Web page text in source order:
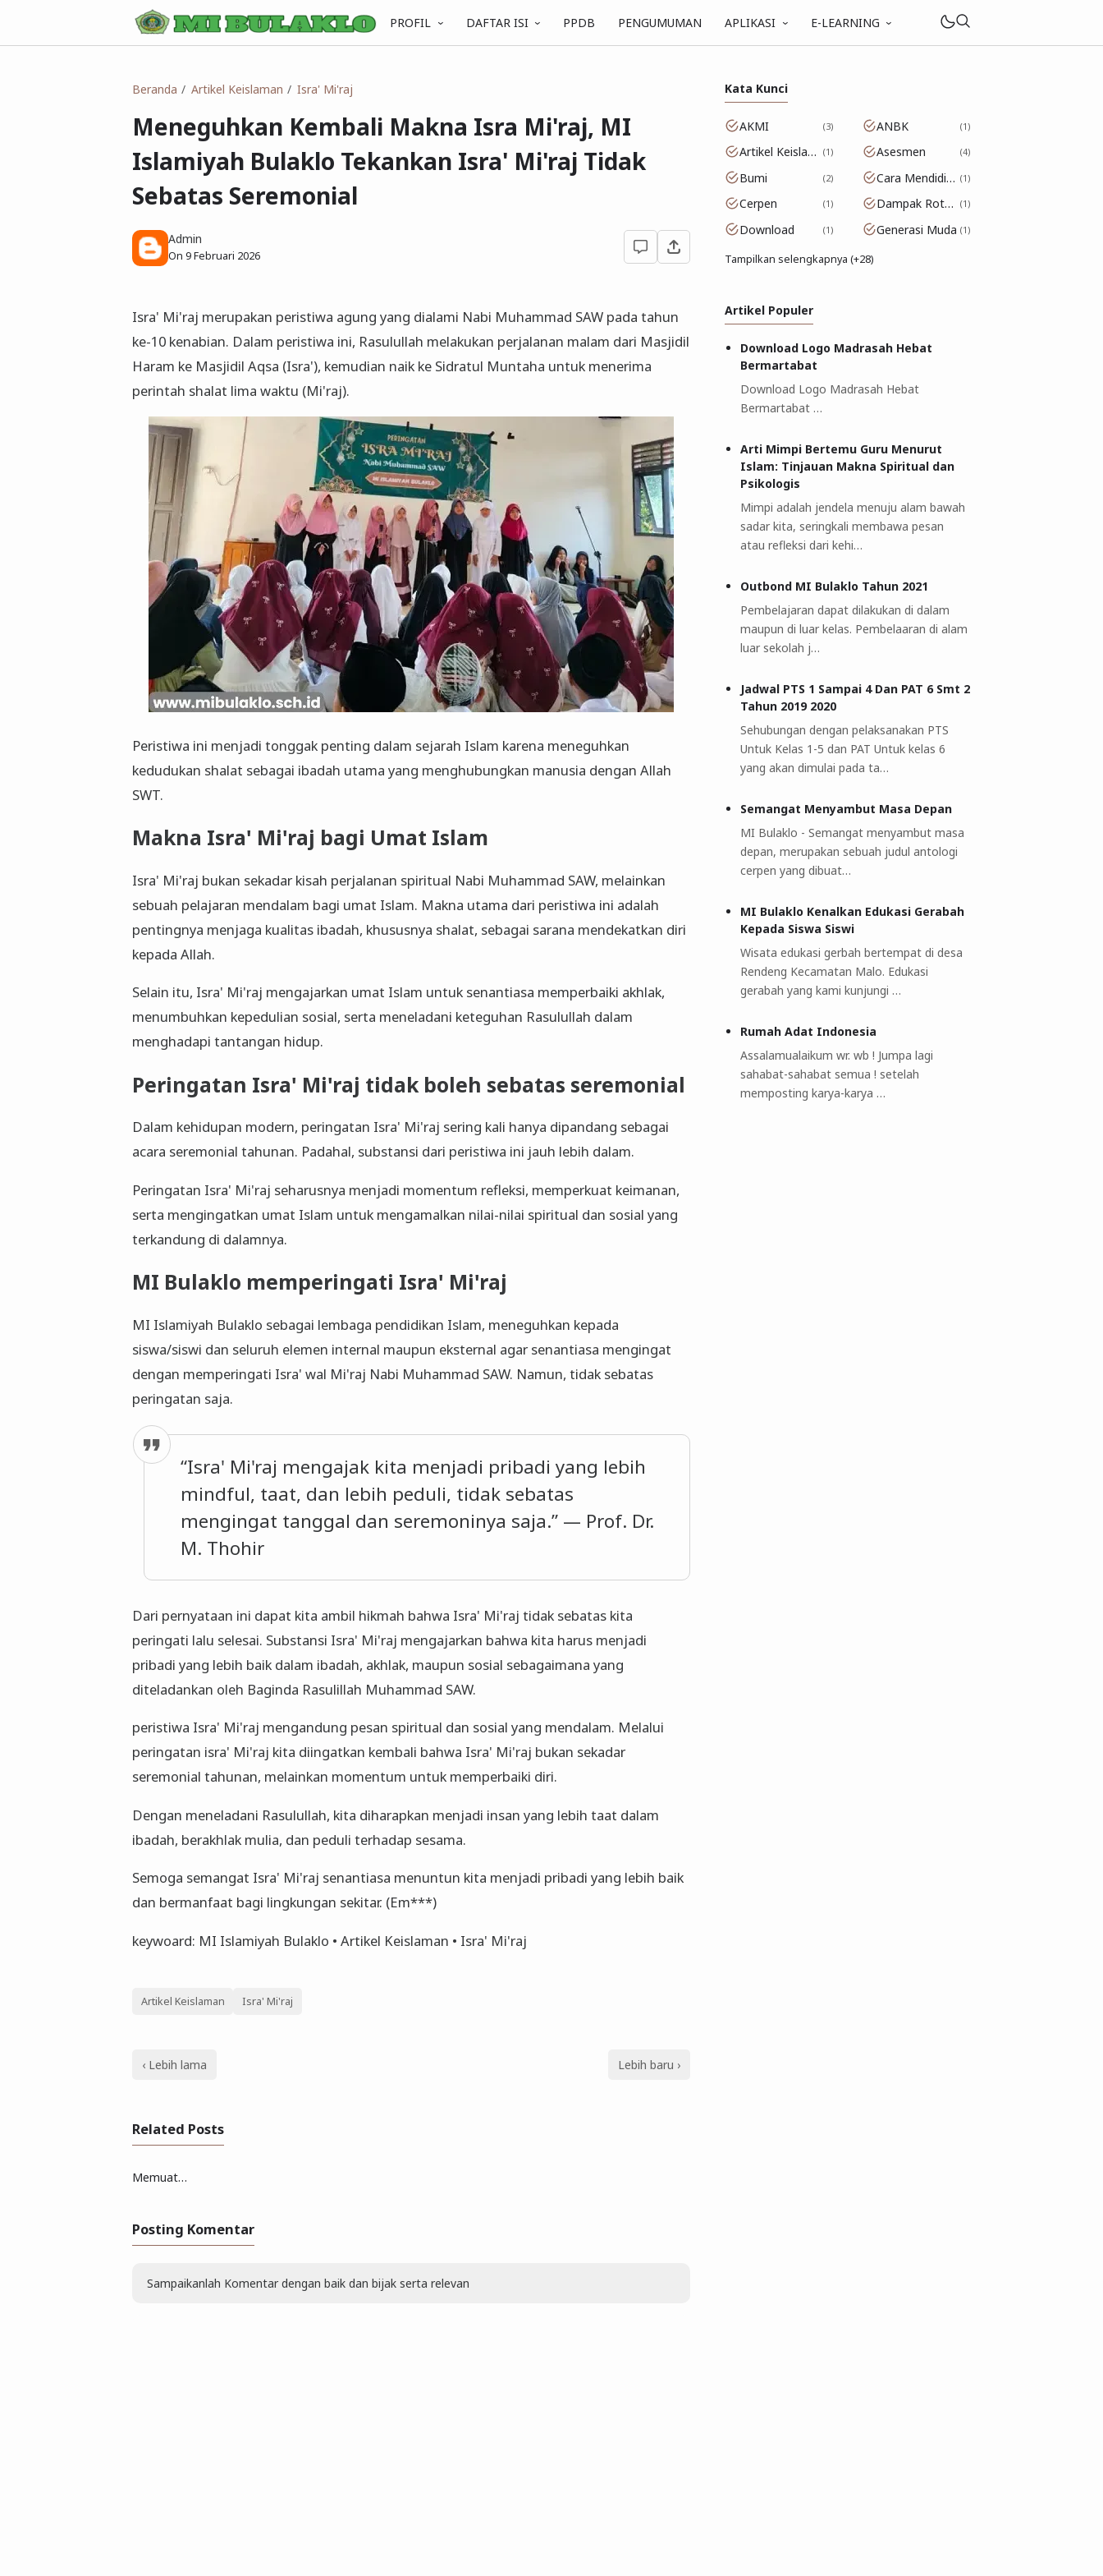
PROFIL DAFTAR ISI PPDB PENGUMUMAN APLIKASI E-LEARNING
Beranda Artikel Keislaman Isra' Mi'raj
Meneguhkan Kembali Makna Isra Mi'raj, MI
Islamiyah Bulaklo Tekankan Isra' Mi'raj Tidak
Sebatas Seremonial
Admin
On 9 Februari 2026
Isra' Mi'raj merupakan peristiwa agung yang dialami Nabi Muhammad SAW pada tahun
ke-10 kenabian. Dalam peristiwa ini, Rasulullah melakukan perjalanan malam dari Masjidil
Haram ke Masjidil Aqsa (Isra'), kemudian naik ke Sidratul Muntaha untuk menerima
perintah shalat lima waktu (Mi'raj).
Peristiwa ini menjadi tonggak penting dalam sejarah Islam karena meneguhkan
kedudukan shalat sebagai ibadah utama yang menghubungkan manusia dengan Allah
SWT.
Makna Isra' Mi'raj bagi Umat Islam
Isra' Mi'raj bukan sekadar kisah perjalanan spiritual Nabi Muhammad SAW, melainkan
sebuah pelajaran mendalam bagi umat Islam. Makna utama dari peristiwa ini adalah
pentingnya menjaga kualitas ibadah, khususnya shalat, sebagai sarana mendekatkan diri
kepada Allah.
Selain itu, Isra' Mi'raj mengajarkan umat Islam untuk senantiasa memperbaiki akhlak,
menumbuhkan kepedulian sosial, serta meneladani keteguhan Rasulullah dalam
menghadapi tantangan hidup.
Peringatan Isra' Mi'raj tidak boleh sebatas seremonial
Dalam kehidupan modern, peringatan Isra' Mi'raj sering kali hanya dipandang sebagai
acara seremonial tahunan. Padahal, substansi dari peristiwa ini jauh lebih dalam.
Peringatan Isra' Mi'raj seharusnya menjadi momentum refleksi, memperkuat keimanan,
serta mengingatkan umat Islam untuk mengamalkan nilai-nilai spiritual dan sosial yang
terkandung di dalamnya.
MI Bulaklo memperingati Isra' Mi'raj
MI Islamiyah Bulaklo sebagai lembaga pendidikan Islam, meneguhkan kepada
siswa/siswi dan seluruh elemen internal maupun eksternal agar senantiasa mengingat
dengan memperingati Isra' wal Mi'raj Nabi Muhammad SAW. Namun, tidak sebatas
peringatan saja.
“Isra' Mi'raj mengajak kita menjadi pribadi yang lebih
mindful, taat, dan lebih peduli, tidak sebatas
mengingat tanggal dan seremoninya saja.” — Prof. Dr.
M. Thohir
Dari pernyataan ini dapat kita ambil hikmah bahwa Isra' Mi'raj tidak sebatas kita
peringati lalu selesai. Substansi Isra' Mi'raj mengajarkan bahwa kita harus menjadi
pribadi yang lebih baik dalam ibadah, akhlak, maupun sosial sebagaimana yang
diteladankan oleh Baginda Rasulillah Muhammad SAW.
peristiwa Isra' Mi'raj mengandung pesan spiritual dan sosial yang mendalam. Melalui
peringatan isra' Mi'raj kita diingatkan kembali bahwa Isra' Mi'raj bukan sekadar
seremonial tahunan, melainkan momentum untuk memperbaiki diri.
Dengan meneladani Rasulullah, kita diharapkan menjadi insan yang lebih taat dalam
ibadah, berakhlak mulia, dan peduli terhadap sesama.
Semoga semangat Isra' Mi'raj senantiasa menuntun kita menjadi pribadi yang lebih baik
dan bermanfaat bagi lingkungan sekitar. (Em***)
keywoard: MI Islamiyah Bulaklo • Artikel Keislaman • Isra' Mi'raj
Artikel Keislaman Isra' Mi'raj
‹ Lebih lama Lebih baru ›
Related Posts
Memuat…
Posting Komentar
Sampaikanlah Komentar dengan baik dan bijak serta relevan
Kata Kunci
AKMI 3 ANBK 1
Artikel Keislaman 1 Asesmen 4
Bumi 2 Cara Mendidik Anak 1
Cerpen 1 Dampak Rotasi Bumi 1
Download 1 Generasi Muda 1
Tampilkan selengkapnya (+28)
Artikel Populer
Download Logo Madrasah Hebat
Bermartabat
Download Logo Madrasah Hebat
Bermartabat …
Arti Mimpi Bertemu Guru Menurut
Islam: Tinjauan Makna Spiritual dan
Psikologis
Mimpi adalah jendela menuju alam bawah
sadar kita, seringkali membawa pesan
atau refleksi dari kehi…
Outbond MI Bulaklo Tahun 2021
Pembelajaran dapat dilakukan di dalam
maupun di luar kelas. Pembelaaran di alam
luar sekolah j…
Jadwal PTS 1 Sampai 4 Dan PAT 6 Smt 2
Tahun 2019 2020
Sehubungan dengan pelaksanakan PTS
Untuk Kelas 1-5 dan PAT Untuk kelas 6
yang akan dimulai pada ta…
Semangat Menyambut Masa Depan
MI Bulaklo - Semangat menyambut masa
depan, merupakan sebuah judul antologi
cerpen yang dibuat…
MI Bulaklo Kenalkan Edukasi Gerabah
Kepada Siswa Siswi
Wisata edukasi gerbah bertempat di desa
Rendeng Kecamatan Malo. Edukasi
gerabah yang kami kunjungi …
Rumah Adat Indonesia
Assalamualaikum wr. wb ! Jumpa lagi
sahabat-sahabat semua ! setelah
memposting karya-karya …